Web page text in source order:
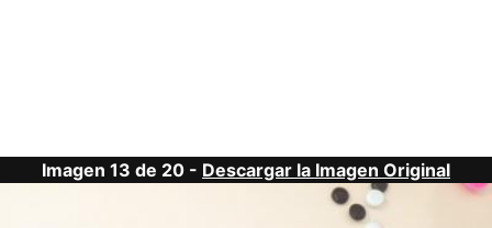
Imagen 13 de 20 - Descargar la Imagen Original